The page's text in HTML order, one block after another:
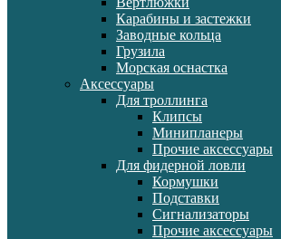
Карабины и застежки
Заводные кольца
Грузила
Морская оснастка
Аксессуары
Для троллинга
Клипсы
Минипланеры
Прочие аксессуары
Для фидерной ловли
Кормушки
Подставки
Сигнализаторы
Прочие аксессуары